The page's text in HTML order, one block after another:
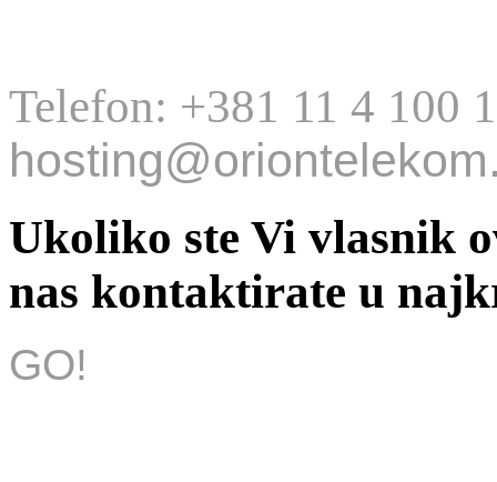
Telefon: +381 11 4 100
Ukoliko ste Vi vlasnik
nas kontaktirate u
GO!